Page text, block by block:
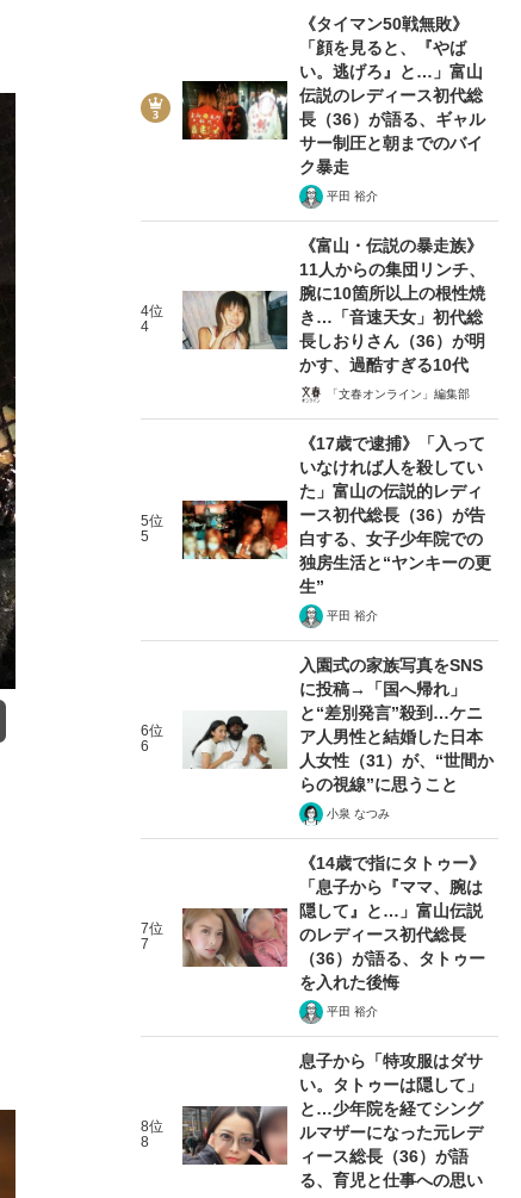
《タイマン50戦無敗》
「顔を見ると、『やば
い。逃げろ』と…」富山
伝説のレディース初代総
長（36）が語る、ギャル
サー制圧と朝までのバイ
ク暴走
平田 裕介
4位
4
《富山・伝説の暴走族》
11人からの集団リンチ、
腕に10箇所以上の根性焼
き…「音速天女」初代総
長しおりさん（36）が明
かす、過酷すぎる10代
「文春オンライン」編集部
5位
5
《17歳で逮捕》「入って
いなければ人を殺してい
た」富山の伝説的レディ
ース初代総長（36）が告
白する、女子少年院での
独房生活と“ヤンキーの更
生”
平田 裕介
6位
6
入園式の家族写真をSNS
に投稿→「国へ帰れ」
と“差別発言”殺到…ケニ
ア人男性と結婚した日本
人女性（31）が、“世間か
らの視線”に思うこと
小泉 なつみ
7位
7
《14歳で指にタトゥー》
「息子から『ママ、腕は
隠して』と…」富山伝説
のレディース初代総長
（36）が語る、タトゥー
を入れた後悔
平田 裕介
8位
8
息子から「特攻服はダサ
い。タトゥーは隠して」
と…少年院を経てシング
ルマザーになった元レデ
ィース総長（36）が語
る、育児と仕事への思い